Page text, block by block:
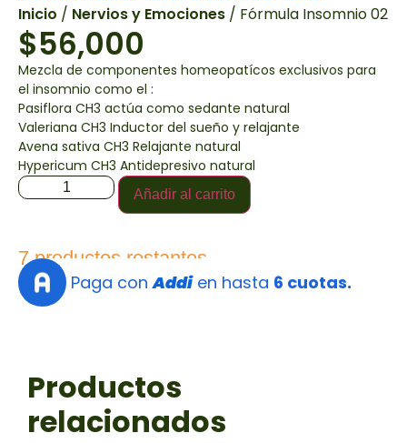
Inicio / Nervios y Emociones / Fórmula Insomnio 02
$56,000
Mezcla de componentes homeopatícos exclusivos para
el insomnio como el :
Pasiflora CH3 actúa como sedante natural
Valeriana CH3 Inductor del sueño y relajante
Avena sativa CH3 Relajante natural
Hypericum CH3 Antidepresivo natural
Añadir al carrito
7 productos restantes
Paga conAddien hasta 6 cuotas.
Productos
relacionados